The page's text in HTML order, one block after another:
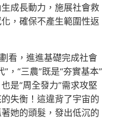
成長動力，施展社會救
，確保不產生範圍性返
看，進進基礎完成社會
，“三農”既是“夯實基本”
是“周全發力”需求攻堅
失衡！這違背了宇宙的
她的頭髮，發出低沉的